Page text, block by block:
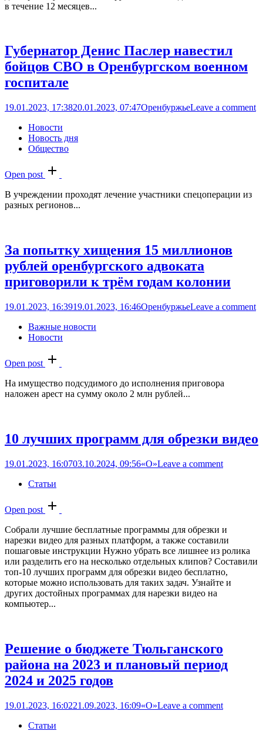
в течение 12 месяцев...
Губернатор Денис Паслер навестил
бойцов СВО в Оренбургском военном
госпитале
19.01.2023, 17:3820.01.2023, 07:47ОренбуржьеLeave a comment
Новости
Новость дня
Общество
Open post
В учреждении проходят лечение участники спецоперации из
разных регионов...
За попытку хищения 15 миллионов
рублей оренбургского адвоката
приговорили к трём годам колонии
19.01.2023, 16:3919.01.2023, 16:46ОренбуржьеLeave a comment
Важные новости
Новости
Open post
На имущество подсудимого до исполнения приговора
наложен арест на сумму около 2 млн рублей...
10 лучших программ для обрезки видео
19.01.2023, 16:0703.10.2024, 09:56«О»Leave a comment
Статьи
Open post
Собрали лучшие бесплатные программы для обрезки и
нарезки видео для разных платформ, а также составили
пошаговые инструкции Нужно убрать все лишнее из ролика
или разделить его на несколько отдельных клипов? Составили
топ-10 лучших программ для обрезки видео бесплатно,
которые можно использовать для таких задач. Узнайте и
других достойных программах для нарезки видео на
компьютер...
Решение о бюджете Тюльганского
района на 2023 и плановый период
2024 и 2025 годов
19.01.2023, 16:0221.09.2023, 16:09«О»Leave a comment
Статьи